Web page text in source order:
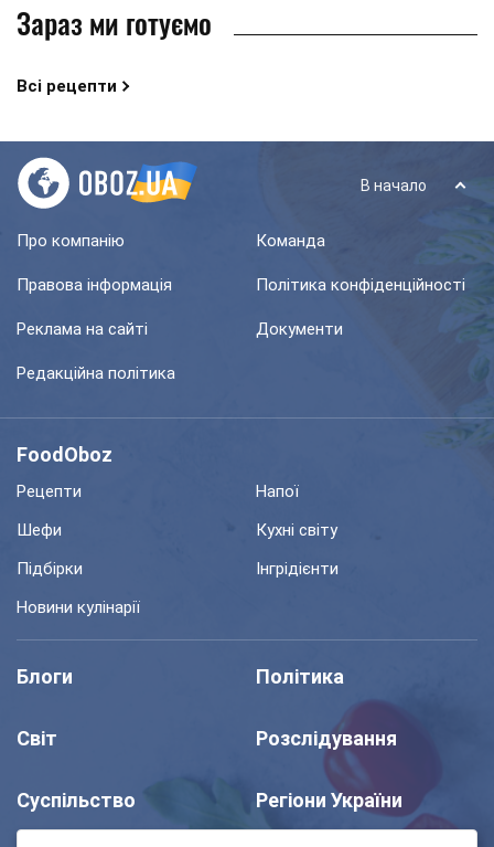
Зараз ми готуємо
Всі рецепти
В начало
Про компанію Команда
Правова інформація Політика конфіденційності
Реклама на сайті Документи
Редакційна політика
FoodOboz
Рецепти
Напої
Шефи
Кухні світу
Підбірки
Інгрідієнти
Новини кулінарії
Блоги Політика
Світ Розслідування
Суспільство Регіони України